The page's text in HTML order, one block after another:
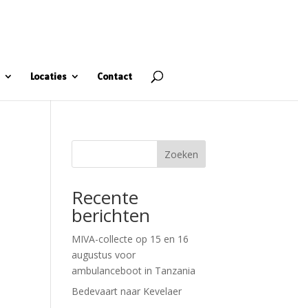
Locaties Contact
Zoeken
Recente
berichten
MIVA-collecte op 15 en 16
augustus voor
ambulanceboot in Tanzania
Bedevaart naar Kevelaer